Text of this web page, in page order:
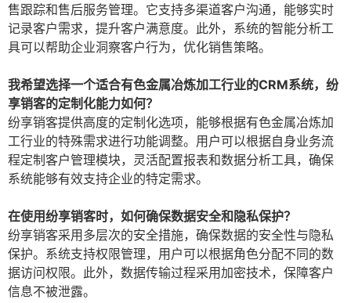
售跟踪和售后服务管理。它支持多渠道客户沟通，能够实时
记录客户需求，提升客户满意度。此外，系统的智能分析工
具可以帮助企业洞察客户行为，优化销售策略。
我希望选择一个适合有色金属冶炼加工行业的CRM系统，纷
享销客的定制化能力如何？
纷享销客提供高度的定制化选项，能够根据有色金属冶炼加
工行业的特殊需求进行功能调整。用户可以根据自身业务流
程定制客户管理模块，灵活配置报表和数据分析工具，确保
系统能够有效支持企业的特定需求。
在使用纷享销客时，如何确保数据安全和隐私保护？
纷享销客采用多层次的安全措施，确保数据的安全性与隐私
保护。系统支持权限管理，用户可以根据角色分配不同的数
据访问权限。此外，数据传输过程采用加密技术，保障客户
信息不被泄露。